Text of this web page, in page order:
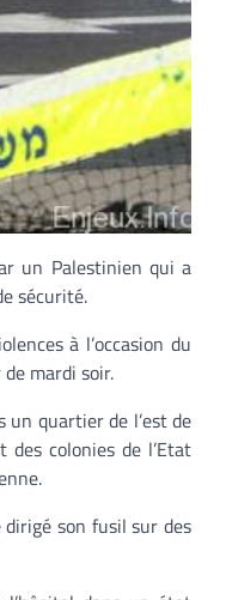
un Palestinien qui a
sécurité.
à l’occasion du
mardi soir.
un quartier de l’est de
colonies de l’Etat
son fusil sur des